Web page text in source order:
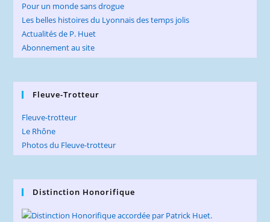
Pour un monde sans drogue
Les belles histoires du Lyonnais des temps jolis
Actualités de P. Huet
Abonnement au site
Fleuve-Trotteur
Fleuve-trotteur
Le Rhône
Photos du Fleuve-trotteur
Distinction Honorifique